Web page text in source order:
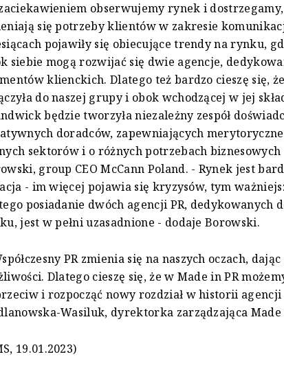
obserwujemy rynek i
się potrzeby klientów w zakresie
pojawiły się obiecujące trendy na rynku,
siebie mogą rozwijać się dwie agencje,
klienckich. Dlatego też bardzo cieszę się,
do naszej grupy i obok wchodzącej w jej
będzie tworzyła niezależny zespół
doradców, zapewniających
sektorów i o różnych potrzebach
group CEO McCann Poland. - Rynek jest
- im więcej pojawia się kryzysów, tym
posiadanie dwóch agencji PR, dedykowanych
jest w pełni uzasadnione - dodaje Borowski.
PR zmienia się na naszych oczach,
Dlatego cieszę się, że w Made in PR
i rozpocząć nowy rozdział w historii
Wasiluk, dyrektorka zarządzająca Made
19.01.2023)